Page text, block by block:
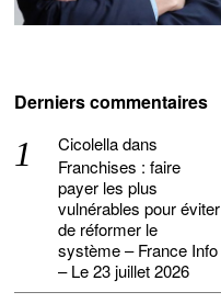
Derniers commentaires
Cicolelladans
Franchises : faire
payer les plus
vulnérables pour éviter
de réformer le
système – France Info
– Le 23 juillet 2026